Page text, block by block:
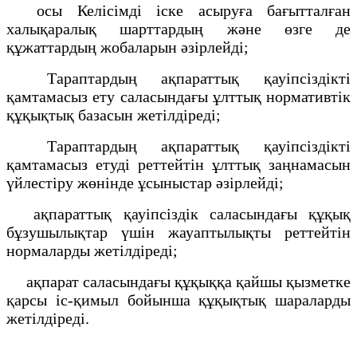
осы Келісімді іске асыруға бағытталған
халықаралық шарттардың және өзге де
құжаттардың жобаларын әзірлейді;
Тараптардың ақпараттық қауіпсіздікті
қамтамасыз ету саласындағы ұлттық нормативтік
құқықтық базасын жетілдіреді;
Тараптардың ақпараттық қауіпсіздікті
қамтамасыз етуді реттейтін ұлттық заңнамасын
үйлестіру жөнінде ұсыныстар әзірлейді;
ақпараттық қауіпсіздік саласындағы құқық
бұзушылықтар үшін жауаптылықты реттейтін
нормаларды жетілдіреді;
ақпарат саласындағы құқыққа қайшы қызметке
қарсы іс-қимыл бойынша құқықтық шараларды
жетілдіреді.